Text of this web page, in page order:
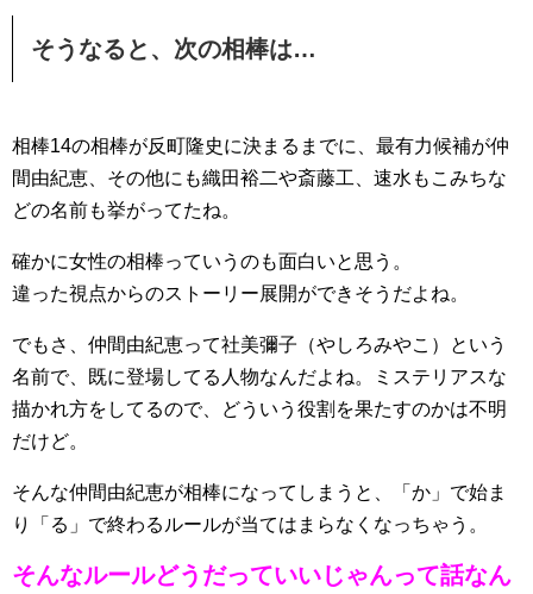
そうなると、次の相棒は…
相棒14の相棒が反町隆史に決まるまでに、最有力候補が仲
間由紀恵、その他にも織田裕二や斎藤工、速水もこみちな
どの名前も挙がってたね。
確かに女性の相棒っていうのも面白いと思う。
違った視点からのストーリー展開ができそうだよね。
でもさ、仲間由紀恵って社美彌子（やしろみやこ）という
名前で、既に登場してる人物なんだよね。ミステリアスな
描かれ方をしてるので、どういう役割を果たすのかは不明
だけど。
そんな仲間由紀恵が相棒になってしまうと、「か」で始ま
り「る」で終わるルールが当てはまらなくなっちゃう。
そんなルールどうだっていいじゃんって話なん